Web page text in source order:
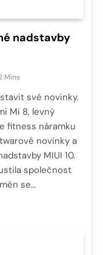
nadstavby
Mins
své novinky.
Mi 8, levný
fitness náramku
novinky a
MIUI 10.
společnost
se…